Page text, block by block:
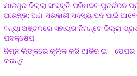
ଯାଜପୁର ଜିଲ୍ଲା ସଂସ୍କୃତି ପରିଷଦର ପୁନର୍ଗଠନ
ଆରମ୍ଭ: ଅଣ-ସରକାରୀ ସଦସ୍ୟ ପଦ ପାଇଁ
ବନ୍ୟା ଅଞ୍ଚଳରେ ସହାୟତା ନିମନ୍ତେ ଜିଲ୍ଲା
ପଦକ୍ଷେପ
ନିମ୍ନ ଲିଙ୍କରେ କ୍ଲିକ କରି ଆଜିର ଇ – ପେପର
କରନ୍ତୁ